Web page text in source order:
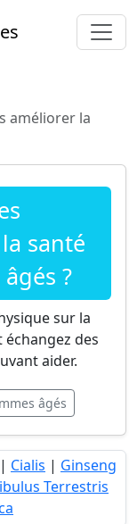
améliorer la
santé
?
sur la
échangez des
aider.
âgés
| Cialis | Ginseng
Terrestris